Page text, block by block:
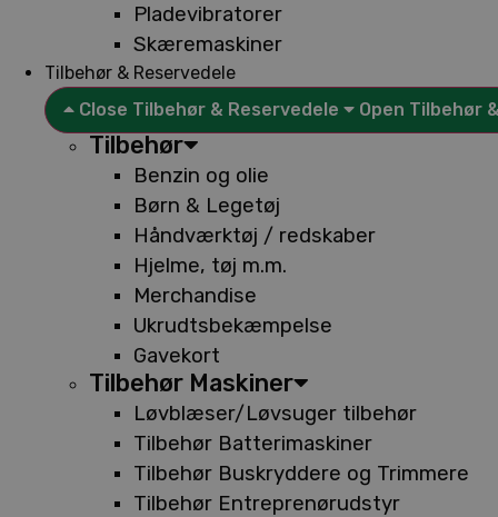
Pladevibratorer
Skæremaskiner
Tilbehør & Reservedele
Close Tilbehør & Reservedele
Open Tilbehør
Tilbehør
Benzin og olie
Børn & Legetøj
Håndværktøj / redskaber
Hjelme, tøj m.m.
Merchandise
Ukrudtsbekæmpelse
Gavekort
Tilbehør Maskiner
Løvblæser/Løvsuger tilbehør
Tilbehør Batterimaskiner
Tilbehør Buskryddere og Trimmere
Tilbehør Entreprenørudstyr